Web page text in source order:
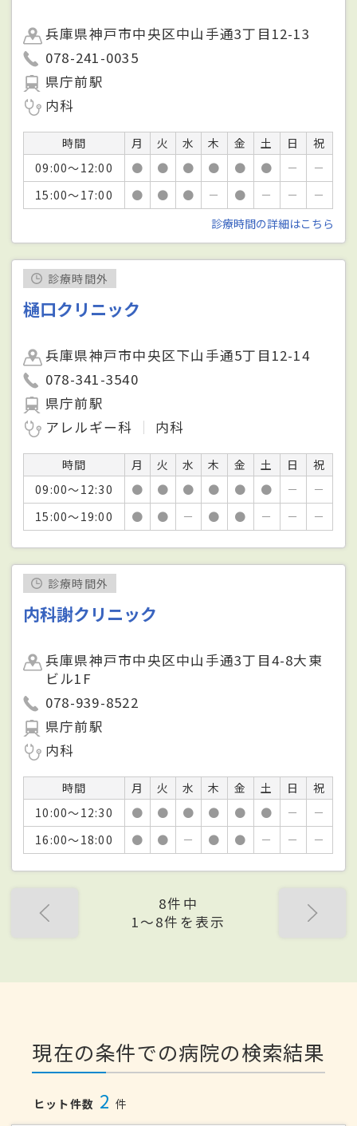
兵庫県神戸市中央区中山手通3丁目12-13
078-241-0035
県庁前駅
内科
時間 月 火 水 木 金 土 日
祝
09:00～12:00
● ● ● ● ● ● －
－
15:00～17:00
● ● ● － ● － －
－
診療時間の詳細はこちら
診療時間外
樋口クリニック
兵庫県神戸市中央区下山手通5丁目12-14
078-341-3540
県庁前駅
アレルギー科
内科
時間 月 火 水 木 金 土 日
祝
09:00～12:30
● ● ● ● ● ● －
－
15:00～19:00
● ● － ● ● － － －
診療時間外
内科謝クリニック
兵庫県神戸市中央区中山手通3丁目4-8大東
ビル1F
078-939-8522
県庁前駅
内科
時間 月 火 水 木 金 土 日
祝
10:00～12:30
● ● ● ● ● ● －
－
16:00～18:00
● ● － ● ● － － －
8件中
1〜8件を表示
現在の条件での病院の検索結果
ヒット件数 2 件